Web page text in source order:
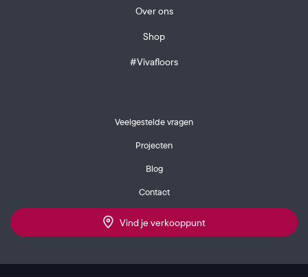
Over ons
Shop
#Vivafloors
Veelgestelde vragen
Projecten
Blog
Contact
Vind je verkooppunt